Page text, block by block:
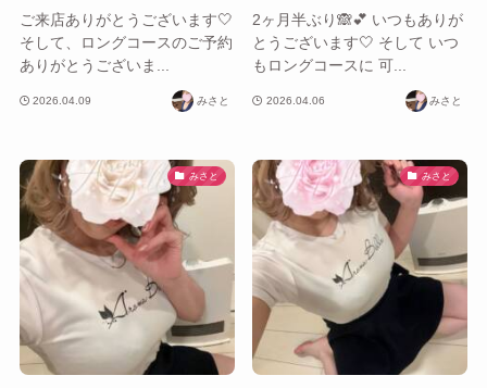
ご来店ありがとう‎ございます‎🤍
そして、ロングコースのご予約
ありがとうございま...
2026.04.09 みさと
2ヶ月半ぶり🙈︎💕︎ いつもありが
とう‎ございます‎🤍 そして いつ
もロングコースに 可...
2026.04.06 みさと
みさと みさと